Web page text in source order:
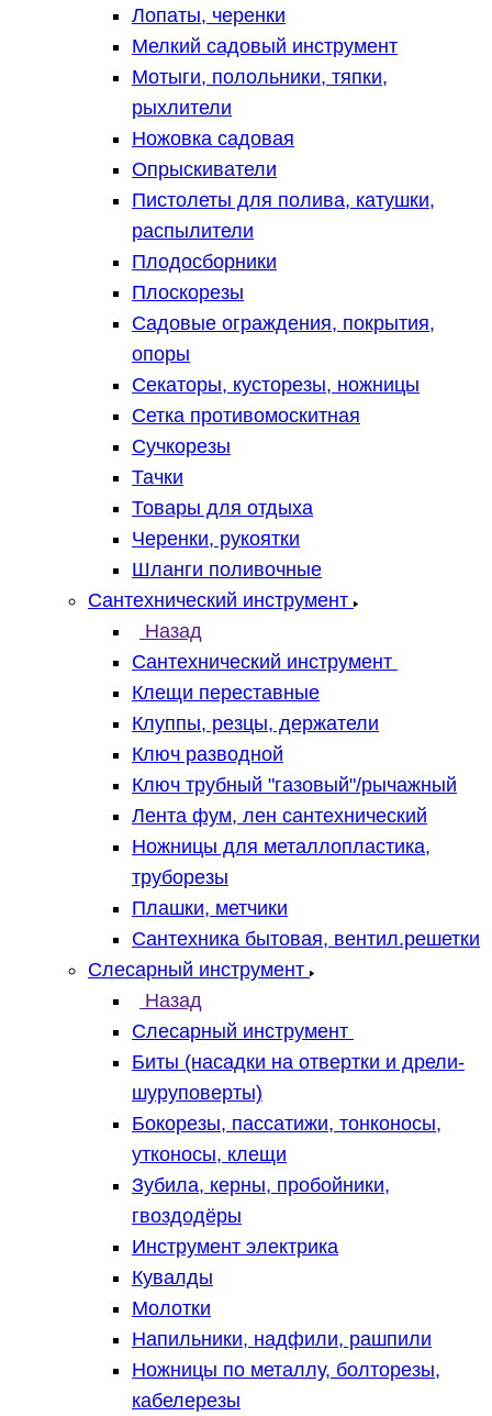
Лопаты, черенки
Мелкий садовый инструмент
Мотыги, полольники, тяпки,
рыхлители
Ножовка садовая
Опрыскиватели
Пистолеты для полива, катушки,
распылители
Плодосборники
Плоскорезы
Садовые ограждения, покрытия,
опоры
Секаторы, кусторезы, ножницы
Сетка противомоскитная
Сучкорезы
Тачки
Товары для отдыха
Черенки, рукоятки
Шланги поливочные
Сантехнический инструмент
Назад
Сантехнический инструмент
Клещи переставные
Клуппы, резцы, держатели
Ключ разводной
Ключ трубный "газовый"/рычажный
Лента фум, лен сантехнический
Ножницы для металлопластика,
труборезы
Плашки, метчики
Сантехника бытовая, вентил.решетки
Слесарный инструмент
Назад
Слесарный инструмент
Биты (насадки на отвертки и дрели-
шуруповерты)
Бокорезы, пассатижи, тонконосы,
утконосы, клещи
Зубила, керны, пробойники,
гвоздодёры
Инструмент электрика
Кувалды
Молотки
Напильники, надфили, рашпили
Ножницы по металлу, болторезы,
кабелерезы